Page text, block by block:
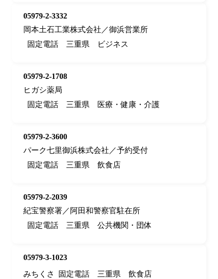
05979-2-3332
岡本土石工業株式会社／御浜営業所
固定電話
三重県 ビジネス
05979-2-1708
ヒガシ薬局
固定電話
三重県 医療・健康・介護
05979-2-3600
パーク七里御浜株式会社／予約受付
固定電話
三重県 飲食店
05979-2-2039
紀宝警察署／阿田和警察官駐在所
固定電話
三重県 公共機関・団体
05979-3-1023
みちくさ
固定電話 三重県 飲食店